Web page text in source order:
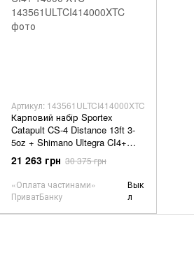
Артикул: 143561ULTCI414000XTC
Карповий набір Sportex
Catapult CS-4 Distance 13ft 3-
5oz + Shimano Ultegra CI4+
14000 XTC
21 263 грн 30 375 грн
«Оплата частинами»
ПриватБанку
Вык
л